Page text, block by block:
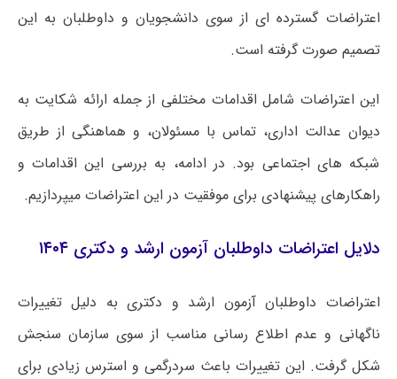
اعتراضات گسترده ای از سوی دانشجویان و داوطلبان به این
تصمیم صورت گرفته است.
این اعتراضات شامل اقدامات مختلفی از جمله ارائه شکایت به
دیوان عدالت اداری، تماس با مسئولان، و هماهنگی از طریق
شبکه های اجتماعی بود. در ادامه، به بررسی این اقدامات و
راهکارهای پیشنهادی برای موفقیت در این اعتراضات میپردازیم.
دلایل اعتراضات داوطلبان آزمون ارشد و دکتری ۱۴۰۴
اعتراضات داوطلبان آزمون ارشد و دکتری به دلیل تغییرات
ناگهانی و عدم اطلاع رسانی مناسب از سوی سازمان سنجش
شکل گرفت. این تغییرات باعث سردرگمی و استرس زیادی برای